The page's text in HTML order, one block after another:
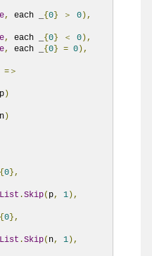
, each _ {0} ＞ 0),
, each _ {0} ＜ 0),
, each _ {0} = 0),
=＞
p)
n)
{0},
List .Skip( p, 1),
{0},
List .Skip( n, 1),